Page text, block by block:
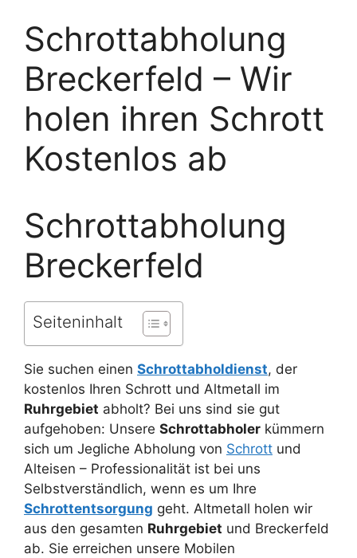
Schrottabholung
Breckerfeld – Wir
holen ihren Schrott
Kostenlos ab
Schrottabholung
Breckerfeld
Seiteninhalt
Sie suchen einen Schrottabholdienst, der
kostenlos Ihren Schrott und Altmetall im
Ruhrgebiet abholt? Bei uns sind sie gut
aufgehoben: Unsere Schrottabholer kümmern
sich um Jegliche Abholung von Schrott und
Alteisen – Professionalität ist bei uns
Selbstverständlich, wenn es um Ihre
Schrottentsorgung geht. Altmetall holen wir
aus den gesamten Ruhrgebiet und Breckerfeld
ab. Sie erreichen unsere Mobilen